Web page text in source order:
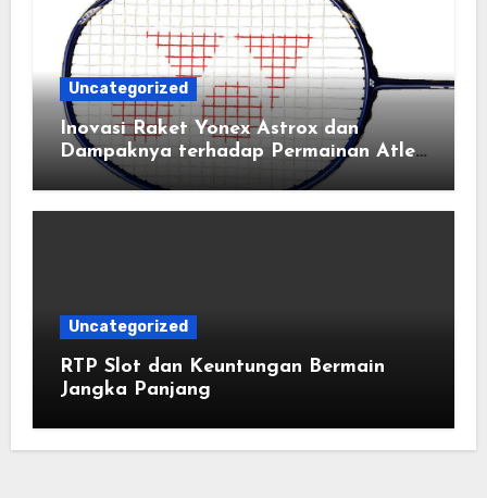
Uncategorized
Inovasi Raket Yonex Astrox dan
Dampaknya terhadap Permainan Atlet
Bulu Tangkis Profesional
Uncategorized
RTP Slot dan Keuntungan Bermain
Jangka Panjang